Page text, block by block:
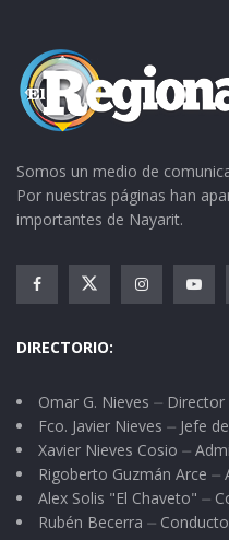
Somos un medio de
Por nuestras páginas han
importantes de Nayarit.
DIRECTORIO:
Omar G. Nieves ⏤ Director
Fco. Javier Nieves ⏤ Jefe
Xavier Nieves Cosio ⏤
Rigoberto Guzmán Arce ⏤
Alex Solis "El Chaveto" ⏤
Rubén Becerra ⏤